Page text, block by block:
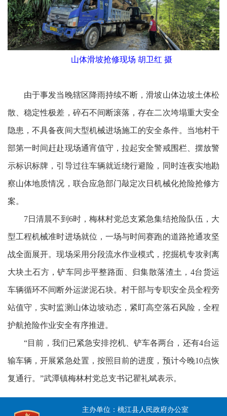
山体滑坡抢修现场 胡卫红 摄
由于事发当晚辖区降雨持续不断，滑坡山体边坡土体松
散、稳定性极差，碎石不间断滚落，存在二次垮塌重大安全
隐患，不具备夜间大型机械进场施工的安全条件。当地村干
部第一时间赶赴现场通宵值守，拉起安全警戒围栏、摆放警
示标识标牌，引导过往车辆就近绕行避险，同时连夜实地勘
察山体地质情况，联合应急部门敲定次日机械化抢险抢修方
案。
7日清晨不到6时，梅林村党总支紧急集结抢险队伍，大
型工程机械准时进场就位，一场与时间赛跑的道路抢通攻坚
战全面展开。现场采用分段流水作业模式，挖掘机专攻剥离
大块土石方，铲车同步平整路面、归集散落渣土，4台货运
车辆循环不间断外运淤泥石块。村干部与专职安全员全程旁
站值守，实时监测山体边坡动态，紧盯高空落石风险，全程
护航抢险作业安全有序推进。
“目前，我们已紧急安排挖机、铲车各两台，还有4台运
输车辆，开展紧急处置，按照目前的进度，预计今晚10点恢
复通行。”武潭镇梅林村党总支书记瞿礼斌表示。
主办单位：桃江县人民政府办公室